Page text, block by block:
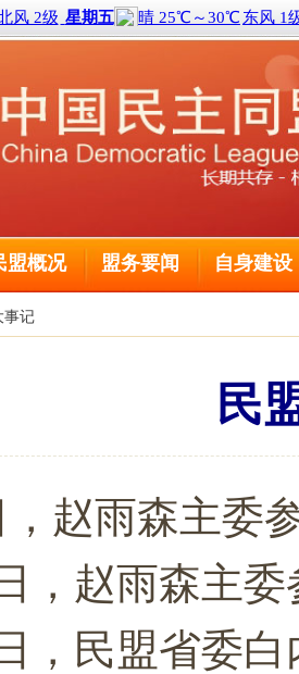
盟概况 盟务要闻 自身建设
江盟员荣获全国三八红旗手称号
科学家榜单公布 民盟哈尔滨工程大学委
学习贯彻十四届全国人大二次会议和全国政
业大学委员会主委刘京获得国际建筑性能模
息中心委员会主委陈霖任鸡西市副市长
展“不忘合作初心，继续携手前进”主题
学习贯彻十三届全国人大二次会议和全国政
江盟员荣获全国三八红旗手称号
科学家榜单公布 民盟哈尔滨工程大学委
业大学委员会主委刘京获得国际建筑性能模
委会主委钱福永当选黑龙江省政协副主席
习贯彻十三届全国人大二次会议和全国政
事记
民
，赵雨森主委
，赵雨森主
，民盟省委